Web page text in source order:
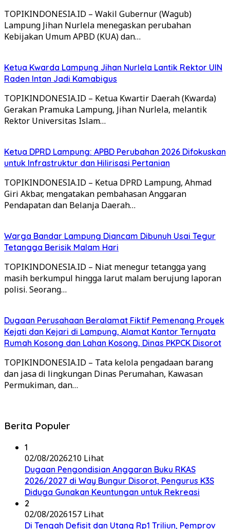
TOPIKINDONESIA.ID – Wakil Gubernur (Wagub)
Lampung Jihan Nurlela menegaskan perubahan
Kebijakan Umum APBD (KUA) dan…
Ketua Kwarda Lampung Jihan Nurlela Lantik Rektor UIN
Raden Intan Jadi Kamabigus
TOPIKINDONESIA.ID – Ketua Kwartir Daerah (Kwarda)
Gerakan Pramuka Lampung, Jihan Nurlela, melantik
Rektor Universitas Islam…
Ketua DPRD Lampung: APBD Perubahan 2026 Difokuskan
untuk Infrastruktur dan Hilirisasi Pertanian
TOPIKINDONESIA.ID – Ketua DPRD Lampung, Ahmad
Giri Akbar, mengatakan pembahasan Anggaran
Pendapatan dan Belanja Daerah…
Warga Bandar Lampung Diancam Dibunuh Usai Tegur
Tetangga Berisik Malam Hari
TOPIKINDONESIA.ID – Niat menegur tetangga yang
masih berkumpul hingga larut malam berujung laporan
polisi. Seorang…
Dugaan Perusahaan Beralamat Fiktif Pemenang Proyek
Kejati dan Kejari di Lampung, Alamat Kantor Ternyata
Rumah Kosong dan Lahan Kosong, Dinas PKPCK Disorot
TOPIKINDONESIA.ID – Tata kelola pengadaan barang
dan jasa di lingkungan Dinas Perumahan, Kawasan
Permukiman, dan…
Berita Populer
1
02/08/2026210 Lihat
Dugaan Pengondisian Anggaran Buku RKAS
2026/2027 di Way Bungur Disorot, Pengurus K3S
Diduga Gunakan Keuntungan untuk Rekreasi
2
02/08/2026157 Lihat
Di Tengah Defisit dan Utang Rp1 Triliun, Pemprov